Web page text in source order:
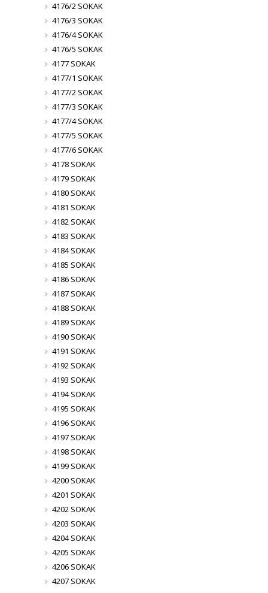
4176/2 SOKAK
4176/3 SOKAK
4176/4 SOKAK
4176/5 SOKAK
4177 SOKAK
4177/1 SOKAK
4177/2 SOKAK
4177/3 SOKAK
4177/4 SOKAK
4177/5 SOKAK
4177/6 SOKAK
4178 SOKAK
4179 SOKAK
4180 SOKAK
4181 SOKAK
4182 SOKAK
4183 SOKAK
4184 SOKAK
4185 SOKAK
4186 SOKAK
4187 SOKAK
4188 SOKAK
4189 SOKAK
4190 SOKAK
4191 SOKAK
4192 SOKAK
4193 SOKAK
4194 SOKAK
4195 SOKAK
4196 SOKAK
4197 SOKAK
4198 SOKAK
4199 SOKAK
4200 SOKAK
4201 SOKAK
4202 SOKAK
4203 SOKAK
4204 SOKAK
4205 SOKAK
4206 SOKAK
4207 SOKAK